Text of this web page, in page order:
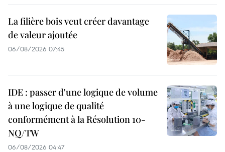
La filière bois veut créer davantage
de valeur ajoutée
06/08/2026 07:45
IDE : passer d'une logique de volume
à une logique de qualité
conformément à la Résolution 10-
NQ/TW
06/08/2026 04:47